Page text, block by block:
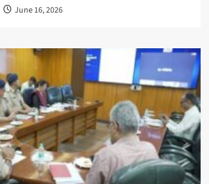
June 16, 2026